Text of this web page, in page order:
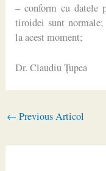
– conform cu datele
tiroidei sunt normale;
la acest moment;
Dr. Claudiu Ţupea
← Previous Articol